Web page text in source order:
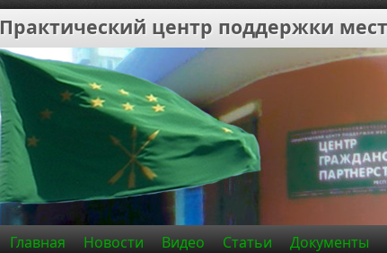
Практический центр поддержки
Главная Новости Видео Статьи Документы